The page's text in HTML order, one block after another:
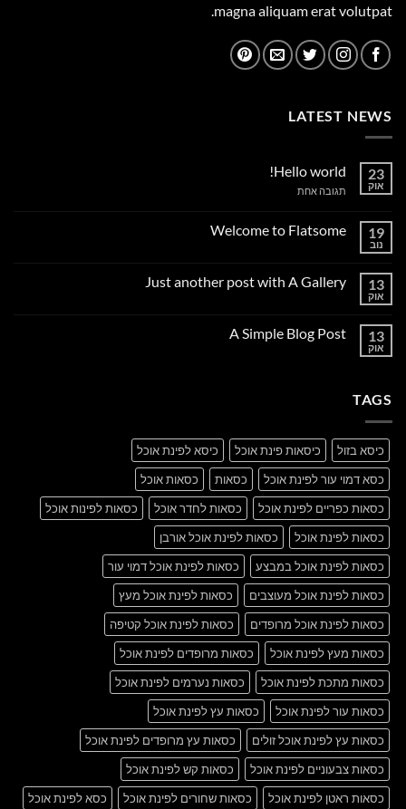
magna aliquam erat volutpat.
LATEST NEWS
23
אוק
Hello world!
תגובה אחתעל
19
נוב
Welcome to Flatsome
Welcome
13
אוק
Just another post with A Gallery
Just
13
אוק
A Simple Blog Post
TAGS
כיסא בזול כיסאות פינת אוכל
כיסא לפינת אוכל
כסא דמוי עור לפינת אוכל
כסאות
כסאות אוכל
כסאות כפריים לפינת אוכל
כסאות לחדר אוכל
כסאות לפינות אוכל
כסאות לפינת אוכל
כסאות לפינת אוכל אורבן
כסאות לפינת אוכל במבצע
כסאות לפינת אוכל דמוי עור
כסאות לפינת אוכל מעוצבים
כסאות לפינת אוכל מעץ
כסאות לפינת אוכל מרופדים
כסאות לפינת אוכל קטיפה
כסאות מעץ לפינת אוכל
כסאות מרופדים לפינת אוכל
כסאות מתכת לפינת אוכל
כסאות נערמים לפינת אוכל
כסאות עור לפינת אוכל
כסאות עץ לפינת אוכל
כסאות עץ לפינת אוכל זולים
כסאות עץ מרופדים לפינת אוכל
כסאות צבעוניים לפינת אוכל
כסאות קש לפינת אוכל
כסאות ראטן לפינת אוכל
כסאות שחורים לפינת אוכל
כסא לפינת אוכל